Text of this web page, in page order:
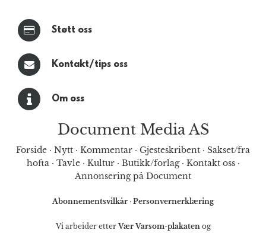
Støtt oss
Kontakt/tips oss
Om oss
Document Media AS
Forside · Nytt · Kommentar · Gjesteskribent · Sakset/fra
hofta· Tavle· Kultur· Butikk/forlag· Kontakt oss·
Annonsering på Document
Abonnementsvilkår · Personvernerklæring
Vi arbeider etterVær Varsom-plakatenog